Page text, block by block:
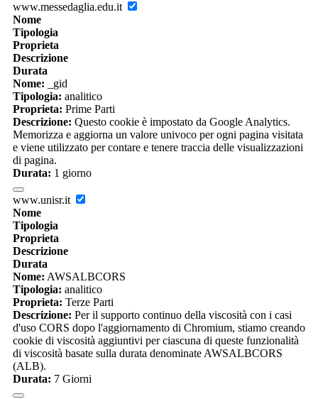
www.messedaglia.edu.it
Nome
Tipologia
Proprieta
Descrizione
Durata
Nome: _gid
Tipologia: analitico
Proprieta: Prime Parti
Descrizione: Questo cookie è impostato da Google Analytics.
Memorizza e aggiorna un valore univoco per ogni pagina visitata
e viene utilizzato per contare e tenere traccia delle visualizzazioni
di pagina.
Durata: 1 giorno
www.unisr.it
Nome
Tipologia
Proprieta
Descrizione
Durata
Nome: AWSALBCORS
Tipologia: analitico
Proprieta: Terze Parti
Descrizione: Per il supporto continuo della viscosità con i casi
d'uso CORS dopo l'aggiornamento di Chromium, stiamo creando
cookie di viscosità aggiuntivi per ciascuna di queste funzionalità
di viscosità basate sulla durata denominate AWSALBCORS
(ALB).
Durata: 7 Giorni